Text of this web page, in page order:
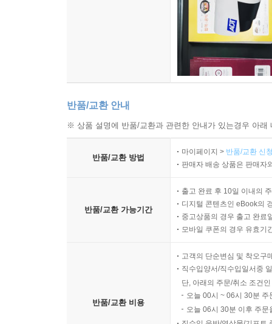
반품/교환 안내
※ 상품 설명에 반품/교환과 관련한 안내가 있는경우 아
반품/교환 방법
마이페이지 > 반품/교환 신
판매자 배송 상품은 판매자
반품/교환 가능기간
출고 완료 후 10일 이내의
디지털 콘텐츠인 eBook의
중고상품의 경우 출고 완료
모바일 쿠폰의 경우 유효기
반품/교환 비용
고객의 단순변심 및 착오구
직수입양서/직수입일서중
단, 아래의 주문/취소 조건
오늘 00시 ~ 06시 30분
오늘 06시 30분 이후 주